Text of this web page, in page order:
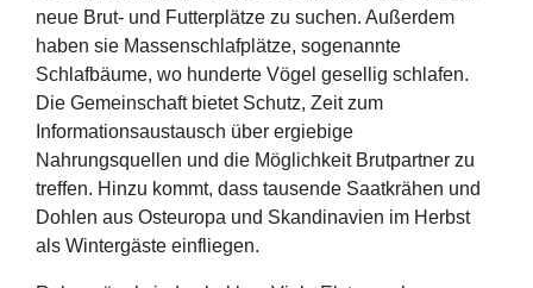
neue Brut- und Futterplätze zu suchen. Außerdem
haben sie Massenschlafplätze, sogenannte
Schlafbäume, wo hunderte Vögel gesellig schlafen.
Die Gemeinschaft bietet Schutz, Zeit zum
Informationsaustausch über ergiebige
Nahrungsquellen und die Möglichkeit Brutpartner zu
treffen. Hinzu kommt, dass tausende Saatkrähen und
Dohlen aus Osteuropa und Skandinavien im Herbst
als Wintergäste einfliegen.